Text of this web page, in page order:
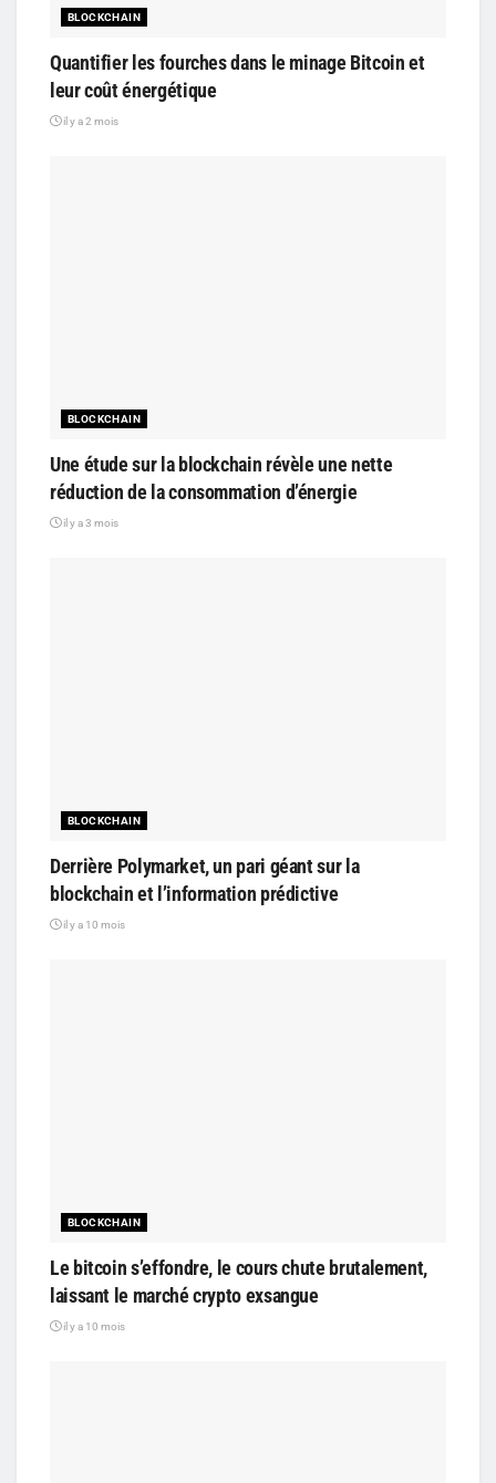
BLOCKCHAIN
Quantifier les fourches dans le minage Bitcoin et
leur coût énergétique
il y a 2 mois
BLOCKCHAIN
Une étude sur la blockchain révèle une nette
réduction de la consommation d’énergie
il y a 3 mois
BLOCKCHAIN
Derrière Polymarket, un pari géant sur la
blockchain et l’information prédictive
il y a 10 mois
BLOCKCHAIN
Le bitcoin s’effondre, le cours chute brutalement,
laissant le marché crypto exsangue
il y a 10 mois